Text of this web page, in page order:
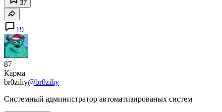
37
19
87
Карма
br0ziliy@br0ziliy
Системный администратор автоматизированых систем